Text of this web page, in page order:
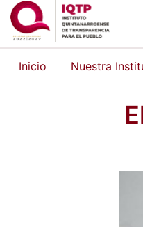
Saltar
contenido
Inicio Nuestra